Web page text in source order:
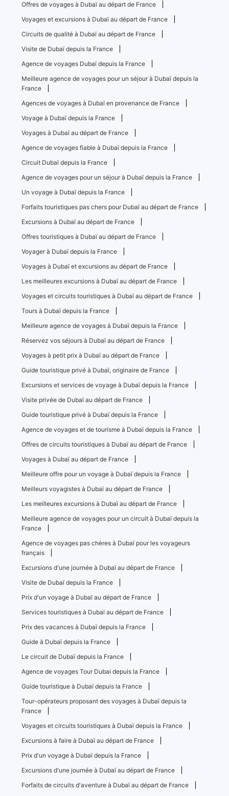
Offres de voyages à Dubaï au départ de France
Voyages et excursions à Dubaï au départ de France
Circuits de qualité à Dubaï au départ de France
Visite de Dubaï depuis la France
Agence de voyages Dubaï depuis la France
Meilleure agence de voyages pour un séjour à Dubaï depuis la
France
Agences de voyages à Dubaï en provenance de France
Voyage à Dubaï depuis la France
Voyages à Dubaï au départ de France
Agence de voyages fiable à Dubaï depuis la France
Circuit Dubaï depuis la France
Agence de voyages pour un séjour à Dubaï depuis la France
Un voyage à Dubaï depuis la France
Forfaits touristiques pas chers pour Dubaï au départ de France
Excursions à Dubaï au départ de France
Offres touristiques à Dubaï au départ de France
Voyager à Dubaï depuis la France
Voyages à Dubaï et excursions au départ de France
Les meilleures excursions à Dubaï au départ de France
Voyages et circuits touristiques à Dubaï au départ de France
Tours à Dubaï depuis la France
Meilleure agence de voyages à Dubaï depuis la France
Réservez vos séjours à Dubaï au départ de France
Voyages à petit prix à Dubaï au départ de France
Guide touristique privé à Dubaï, originaire de France
Excursions et services de voyage à Dubaï depuis la France
Visite privée de Dubaï au départ de France
Guide touristique privé à Dubaï depuis la France
Agence de voyages et de tourisme à Dubaï depuis la France
Offres de circuits touristiques à Dubaï au départ de France
Voyages à Dubaï au départ de France
Meilleure offre pour un voyage à Dubaï depuis la France
Meilleurs voyagistes à Dubaï au départ de France
Les meilleures excursions à Dubaï au départ de France
Meilleure agence de voyages pour un circuit à Dubaï depuis la
France
Agence de voyages pas chères à Dubaï pour les voyageurs
français
Excursions d'une journée à Dubaï au départ de France
Visite de Dubaï depuis la France
Prix ​​d'un voyage à Dubaï au départ de France
Services touristiques à Dubaï au départ de France
Prix ​​des vacances à Dubaï depuis la France
Guide à Dubaï depuis la France
Le circuit de Dubaï depuis la France
Agence de voyages Tour Dubai depuis la France
Guide touristique à Dubaï depuis la France
Tour-opérateurs proposant des voyages à Dubaï depuis la
France
Voyages et circuits touristiques à Dubaï depuis la France
Excursions à faire à Dubaï au départ de France
Prix ​​d'un voyage à Dubaï depuis la France
Excursions d'une journée à Dubaï au départ de France
Forfaits de circuits d'aventure à Dubaï au départ de France